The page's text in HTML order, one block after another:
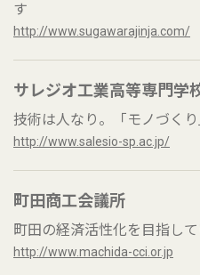
す
http://www.sugawarajinja.com/
サレジオ工業高等専門学
技術は人なり。「モノづくり
http://www.salesio-sp.ac.jp/
町田商工会議所
町田の経済活性化を目指し
http://www.machida-cci.or.jp